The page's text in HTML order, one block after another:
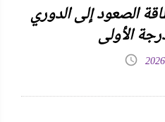
الصعود إلى الدوري
الأولى